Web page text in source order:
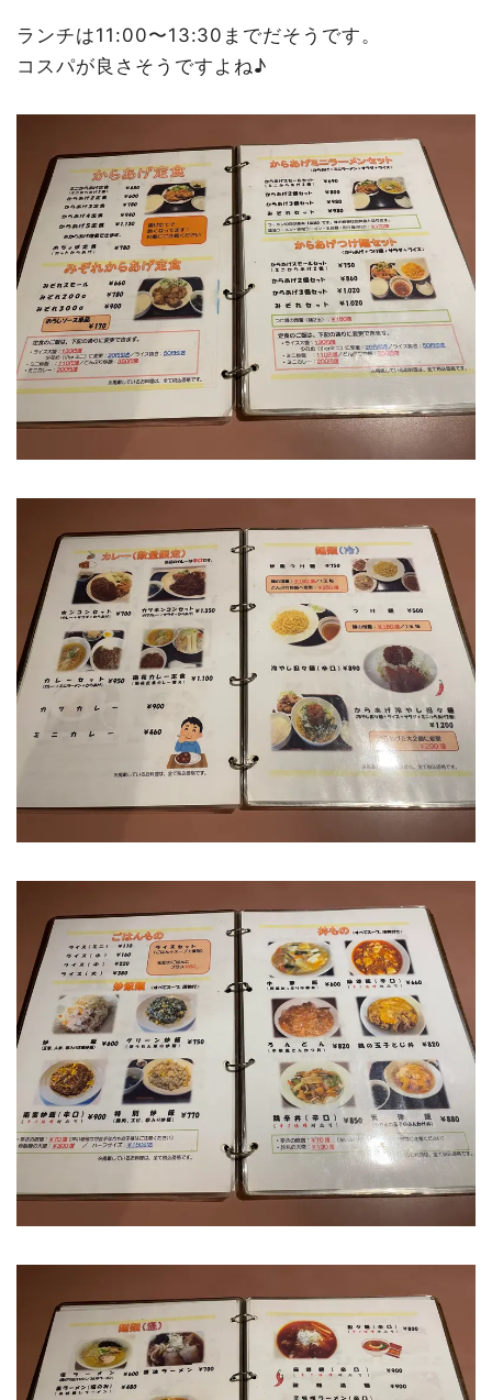
ランチは11:00〜13:30までだそうです。
コスパが良さそうですよね♪